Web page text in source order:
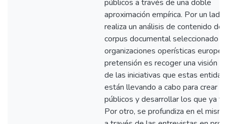
públicos a través de una doble
aproximación empírica. Por un lado
realiza un análisis de contenido de
corpus documental seleccionado
organizaciones operísticas
pretensión es recoger una visión
de las iniciativas que estas
están llevando a cabo para crear
públicos y desarrollar los que ya
Por otro, se profundiza en el